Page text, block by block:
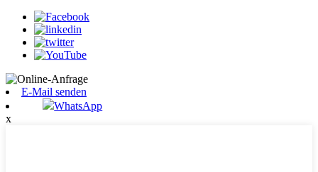
E-Mail senden
WhatsApp
x